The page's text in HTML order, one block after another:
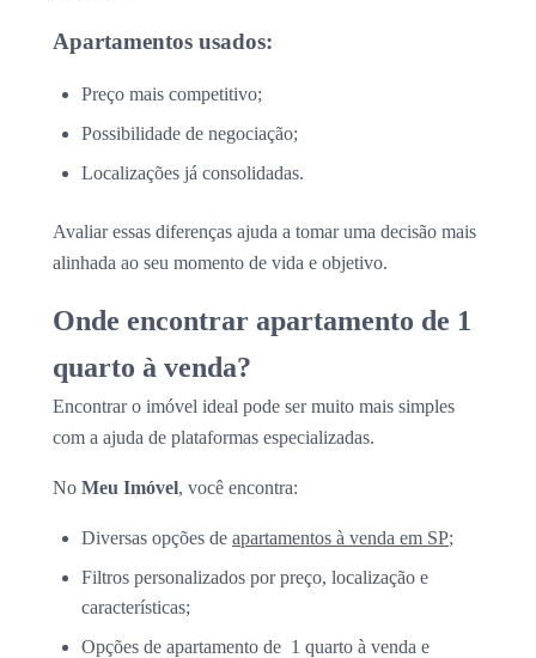
Apartamentos usados:
Preço mais competitivo;
Possibilidade de negociação;
Localizações já consolidadas.
Avaliar essas diferenças ajuda a tomar uma decisão mais
alinhada ao seu momento de vida e objetivo.
Onde encontrar apartamento de 1
quarto à venda?
Encontrar o imóvel ideal pode ser muito mais simples
com a ajuda de plataformas especializadas.
No Meu Imóvel, você encontra:
Diversas opções de apartamentos à venda em SP;
Filtros personalizados por preço, localização e
características;
Opções de apartamento de 1 quarto à venda e